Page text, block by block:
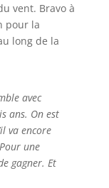
vent. Bravo à
pour la
long de la
avec
ans. On est
va encore
une
gagner. Et